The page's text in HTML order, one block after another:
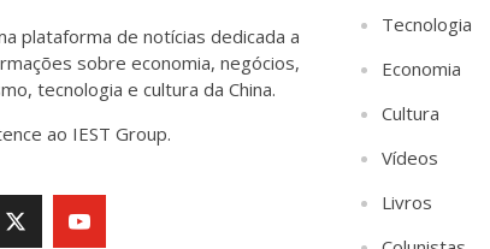
plataforma de notícias dedicada a
sobre economia, negócios,
tecnologia e cultura da China.
ao IEST Group.
Tecnologia
Economia
Cultura
Vídeos
Livros